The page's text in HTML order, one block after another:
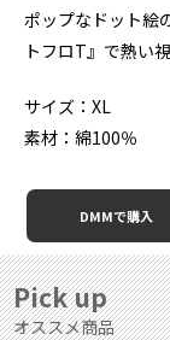
ポップなドット絵
トフロT』で熱い
サイズ：XL
素材：綿100％
DMMで購入
Pick up
オススメ商品